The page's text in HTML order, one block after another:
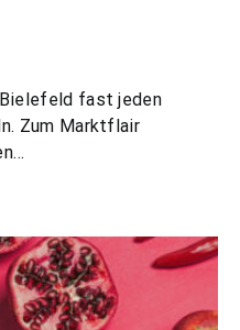
fast jeden
Zum Marktflair